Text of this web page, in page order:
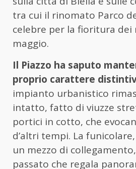
tra cui il rinomato Parco
celebre per la fioritura
maggio.
Il Piazzo ha saputo
proprio carattere
impianto urbanistico
intatto, fatto di viuzze
portici in cotto, che
d’altri tempi. La
un mezzo di
passato che regala